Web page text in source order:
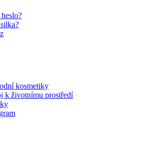
kosmetiky
k životnímu prostředí